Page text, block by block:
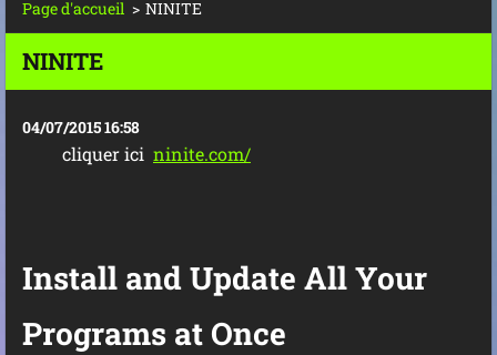
Page d'accueil > NINITE
NINITE
04/07/2015 16:58
cliquer ici ninite.com/
Install and Update All Your
Programs at Once